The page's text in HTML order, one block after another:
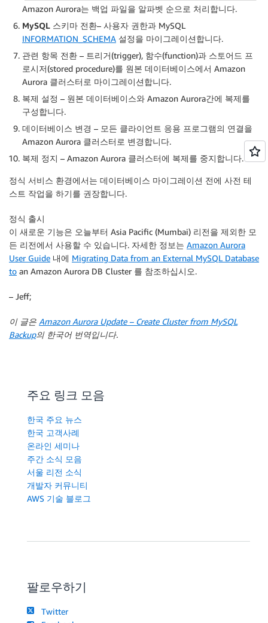
Amazon Aurora는 백업 파일을 알파벳 순으로 처리합니다.
MySQL 스키마 전환– 사용자 권한과 MySQL
INFORMATION_SCHEMA 설정을 마이그레이션합니다.
관련 항목 전환 – 트리거(trigger), 함수(function)과 스토어드 프
로시저(stored procedure)를 원본 데이터베이스에서 Amazon
Aurora 클러스터로 마이그레이션합니다.
복제 설정 – 원본 데이터베이스와 Amazon Aurora간에 복제를
구성합니다.
데이터베이스 변경 – 모든 클라이언트 응용 프로그램의 연결을
Amazon Aurora 클러스터로 변경합니다.
복제 정지 – Amazon Aurora 클러스터에 복제를 중지합니다.
정식 서비스 환경에서는 데이터베이스 마이그레이션 전에 사전 테
스트 작업을 하기를 권장합니다.
정식 출시
이 새로운 기능은 오늘부터 Asia Pacific (Mumbai) 리전을 제외한 모
든 리전에서 사용할 수 있습니다. 자세한 정보는 Amazon Aurora
User Guide 내에 Migrating Data from an External MySQL Database
to an Amazon Aurora DB Cluster 를 참조하십시오.
– Jeff;
이 글은 Amazon Aurora Update – Create Cluster from MySQL
Backup의 한국어 번역입니다.
주요 링크 모음
한국 주요 뉴스
한국 고객사례
온라인 세미나
주간 소식 모음
서울 리전 소식
개발자 커뮤니티
AWS 기술 블로그
팔로우하기
Twitter